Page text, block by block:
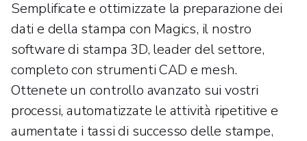
Semplificate e ottimizzate la preparazione dei
dati e della stampa con Magics, il nostro
software di stampa 3D, leader del settore,
completo con strumenti CAD e mesh.
Ottenete un controllo avanzato sui vostri
processi, automatizzate le attività ripetitive e
aumentate i tassi di successo delle stampe,